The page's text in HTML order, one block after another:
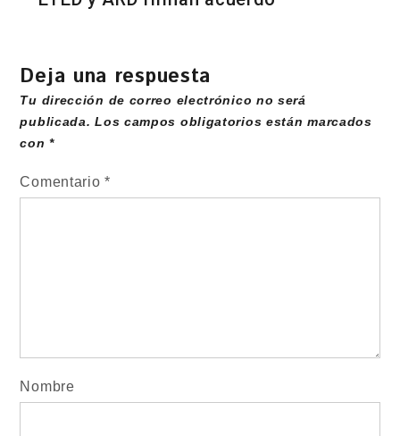
Deja una respuesta
Tu dirección de correo electrónico no será
publicada. Los campos obligatorios están marcados
con*
Comentario*
Nombre